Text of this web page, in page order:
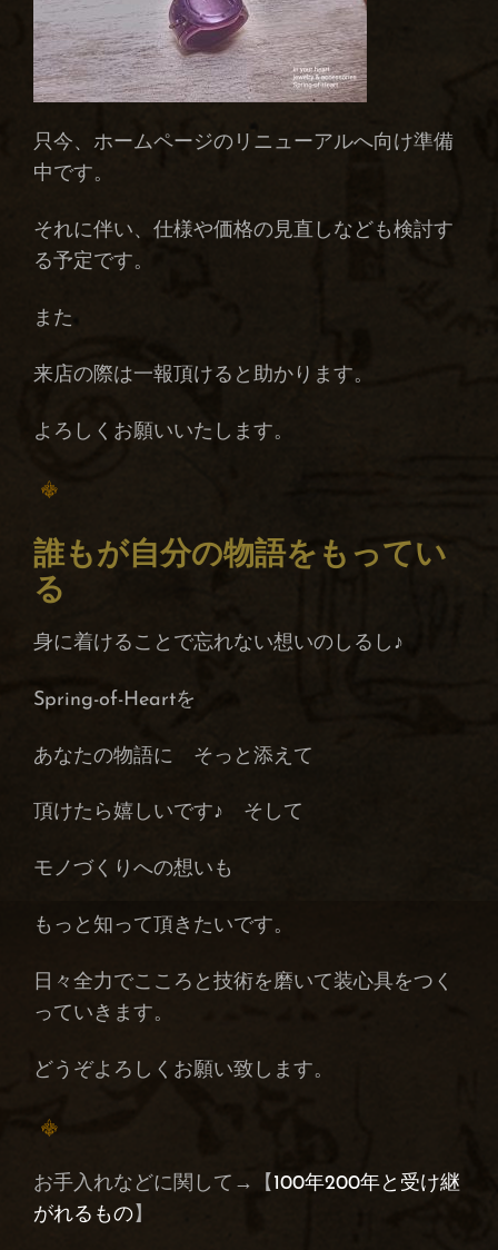
只今、ホームページのリニューアルへ向け準備
中です。
それに伴い、仕様や価格の見直しなども検討す
る予定です。
また
来店の際は一報頂けると助かります。
よろしくお願いいたします。
誰もが自分の物語をもってい
る
身に着けることで忘れない想いのしるし♪
Spring-of-Heartを
あなたの物語に そっと添えて
頂けたら嬉しいです♪ そして
モノづくりへの想いも
もっと知って頂きたいです。
日々全力でこころと技術を磨いて装心具をつく
っていきます。
どうぞよろしくお願い致します。
お手入れなどに関して→【 100年200年と受け継
がれるもの】